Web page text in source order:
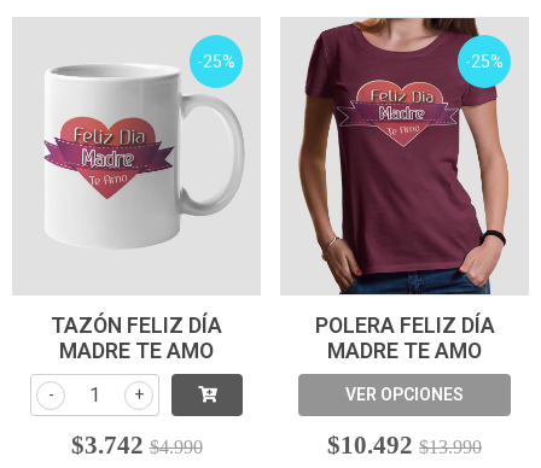
-25%
TAZÓN FELIZ DÍA
MADRE TE AMO
+
-
$3.742 $4.990
-25%
POLERA FELIZ DÍA
MADRE TE AMO
VER OPCIONES
$10.492 $13.990